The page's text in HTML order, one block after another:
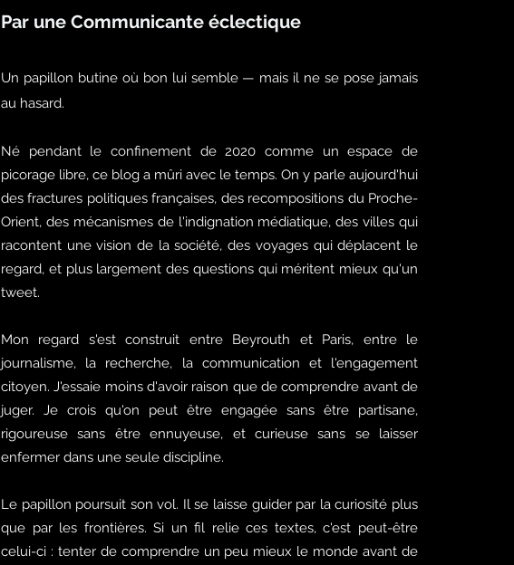
Par une Communicante éclectique
Un papillon butine où bon lui semble — mais il ne se pose jamais
au hasard.
Né pendant le confinement de 2020 comme un espace de
picorage libre, ce blog a mûri avec le temps. On y parle aujourd'hui
des fractures politiques françaises, des recompositions du Proche-
Orient, des mécanismes de l'indignation médiatique, des villes qui
racontent une vision de la société, des voyages qui déplacent le
regard, et plus largement des questions qui méritent mieux qu'un
tweet.
Mon regard s'est construit entre Beyrouth et Paris, entre le
journalisme, la recherche, la communication et l'engagement
citoyen. J'essaie moins d'avoir raison que de comprendre avant de
juger. Je crois qu'on peut être engagée sans être partisane,
rigoureuse sans être ennuyeuse, et curieuse sans se laisser
enfermer dans une seule discipline.
Le papillon poursuit son vol. Il se laisse guider par la curiosité plus
que par les frontières. Si un fil relie ces textes, c'est peut-être
celui-ci : tenter de comprendre un peu mieux le monde avant de